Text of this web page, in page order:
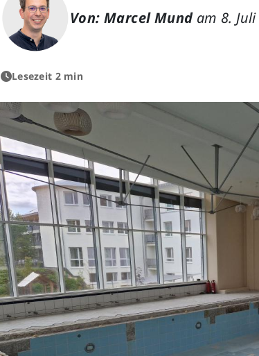
Von: Marcel Mund am 8.
Lesezeit 2 min